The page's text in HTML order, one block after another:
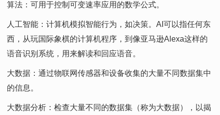
算法：可用于控制可变速率应用的数学公式。
人工智能：计算机模拟智能行为，如决策。AI可以指任何东
西，从玩国际象棋的计算机程序，到像亚马逊Alexa这样的
语音识别系统，用来解读和回应语音。
大数据：通过物联网传感器和设备收集的大量不同数据集中
的信息。
大数据分析：检查大量不同的数据集（称为大数据），以揭